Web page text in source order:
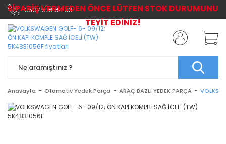
0507 576 64 03
Anasayfa Otomotiv Yedek Parça ARAÇ BAZLI YEDEK PARÇA
SİPARİŞ VERMEDEN ÖNCE LÜTFEN STOK DURUMUNU
TEYİT EDİNİZ!